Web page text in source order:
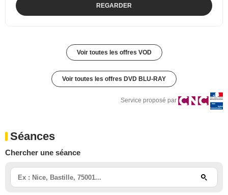
REGARDER
Voir toutes les offres VOD
Voir toutes les offres DVD BLU-RAY
Service proposé par
Séances
Chercher une séance